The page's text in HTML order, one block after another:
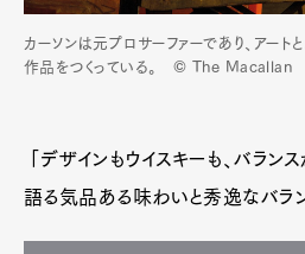
カーソンは元プロサーファーであり、アー
作品をつくっている。 © The Macallan
「デザインもウイスキーも、バラン
語る気品ある味わいと秀逸なバラ